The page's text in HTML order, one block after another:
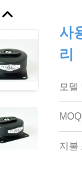
사
리
모델
지불